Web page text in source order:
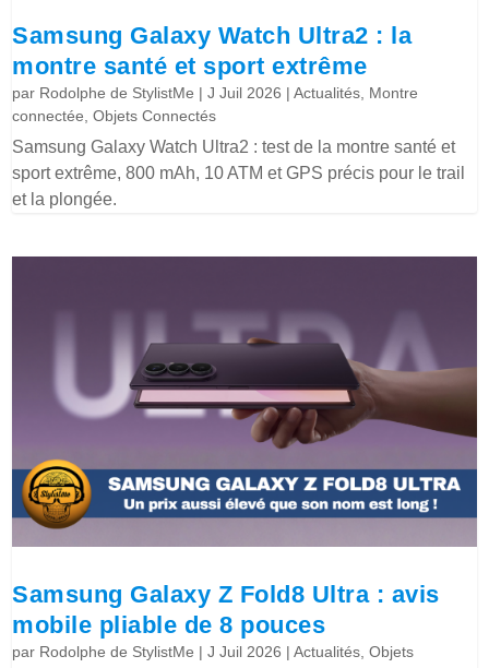
Samsung Galaxy Watch Ultra2 : la
montre santé et sport extrême
par Rodolphe de StylistMe |J Juil 2026 |Actualités Montre
connectée ,Objets Connectés
Samsung Galaxy Watch Ultra2 : test de la montre santé et
sport extrême, 800 mAh, 10 ATM et GPS précis pour le trail
et la plongée.
Samsung Galaxy Z Fold8 Ultra : avis
mobile pliable de 8 pouces
par Rodolphe de StylistMe |J Juil 2026 |Actualités ,Objets